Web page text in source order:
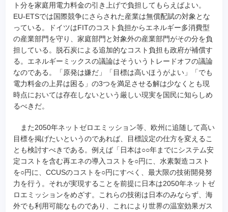
ト分を家庭用電力料金の引き上げで負担してもらえばよい。
EU-ETSでは国際競争にさらされた産業は無償配賦の対象とな
っている。ドイツはFITのコスト負担からエネルギー多消費型
の産業部門を守り、家庭部門と対象外の産業部門がその分を負
担している。脱石炭による追加的なコスト負担も政府が補償す
る。エネルギーミックスの議論はそういうトレードオフの議論
なのである。「原発は嫌だ」「目標は高いほうがよい」「でも
電力料金の上昇は困る」の3つを満足させる解は少なくとも現
時点においては存在しないという厳しい現実を国民に知らしめ
るべきだ。
また2050年ネットゼロエミッション等、欧州に追随して高い
目標を掲げたいというのであれば、目標設定の仕方を変えるこ
とも検討すべきである。例えば「日本は○○年までにシステム安
定コストを含む再エネの導入コストを○円に、水素製造コスト
を○円に、CCUSのコストを○円にすべく、最大限の技術開発努
力を行う。それが実現することを前提に日本は2050年ネットゼ
ロエミッションをめざす。これらの技術は日本のみならず、海
外でも利用可能なものであり、これにより世界の温室効果ガス